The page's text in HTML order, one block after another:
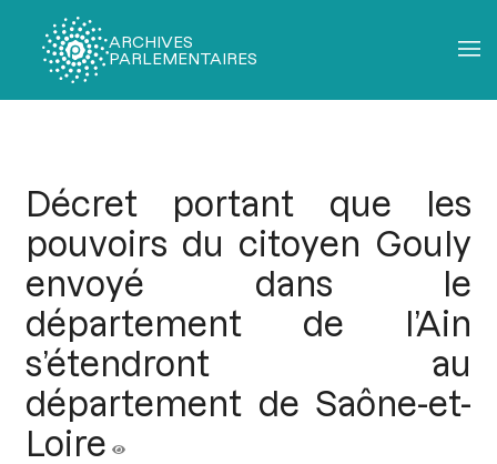
ARCHIVES
PARLEMENTAIRES
Décret portant que les
pouvoirs du citoyen Gouly
envoyé dans le
département de l’Ain
s’étendront au
département de Saône-et-
Loire